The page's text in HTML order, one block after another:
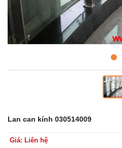
Lan can kính 030514009
Giá: Liên hệ